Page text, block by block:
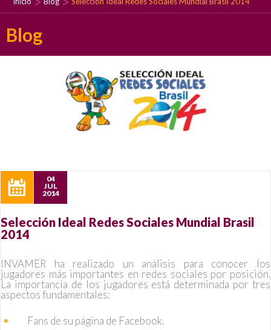
Blog
04
JUL
2014
Selección Ideal Redes Sociales Mundial Brasil
2014
INVAMER ha realizado un análisis para conocer los
jugadores más importantes en redes sociales por posición.
La importancia de los jugadores está determinada por tres
aspectos fundamentales:
Fans de su página de Facebook.